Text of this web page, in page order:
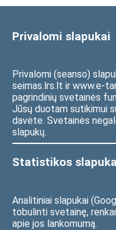
Privalomi slapukai
Privalomi (seanso)
seimas.lrs.lt ir www.e-
pagrindinių svetainės
Jūsų duotam sutikimui
davėte. Svetainės
slapukų.
Statistikos
Analitiniai slapukai
tobulinti svetainę,
apie jos lankomumą.
XII
Pagal